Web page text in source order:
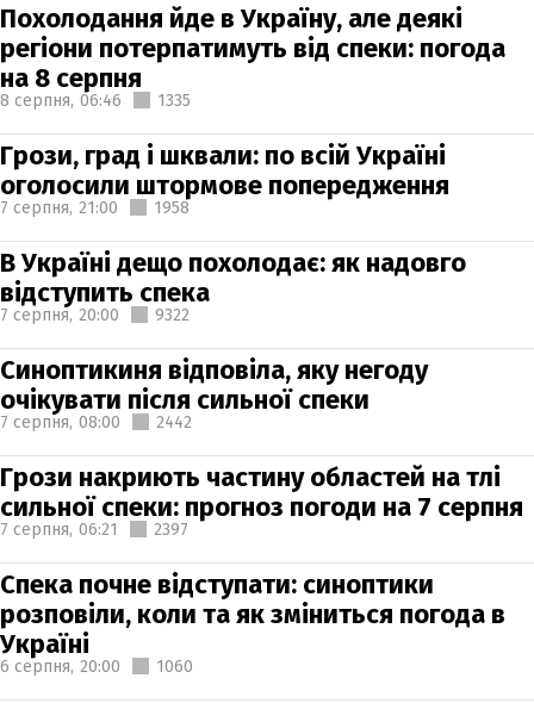
Похолодання йде в Україну, але деякі
регіони потерпатимуть від спеки: погода
на 8 серпня
8 серпня, 06:46 1335
Грози, град і шквали: по всій Україні
оголосили штормове попередження
7 серпня, 21:00 1958
В Україні дещо похолодає: як надовго
відступить спека
7 серпня, 20:00 9322
Синоптикиня відповіла, яку негоду
очікувати після сильної спеки
7 серпня, 08:00 2442
Грози накриють частину областей на тлі
сильної спеки: прогноз погоди на 7 серпня
7 серпня, 06:21 2397
Спека почне відступати: синоптики
розповіли, коли та як зміниться погода в
Україні
6 серпня, 20:00 1060